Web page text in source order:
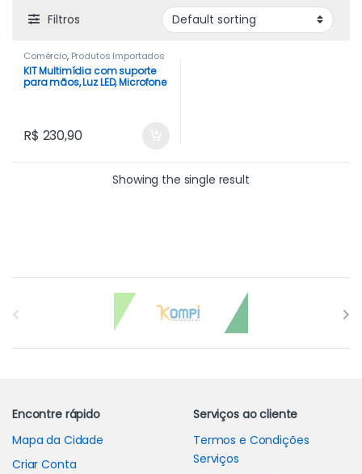
Filtros
Comércio, Produtos Importados
KIT Multimídia com suporte
para mãos, Luz LED, Microfone
R$ 230,90
Showing the single result
Carrossel de Marcas
Encontre rápido
Mapa da Cidade
Criar Conta
Serviços ao cliente
Termos e Condições
Serviços